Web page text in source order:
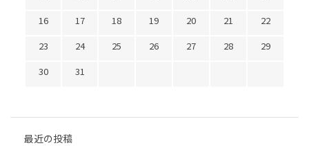
16
17 18 19 20 21
22
23
24 25 26 27 28
29
30
31
最近の投稿